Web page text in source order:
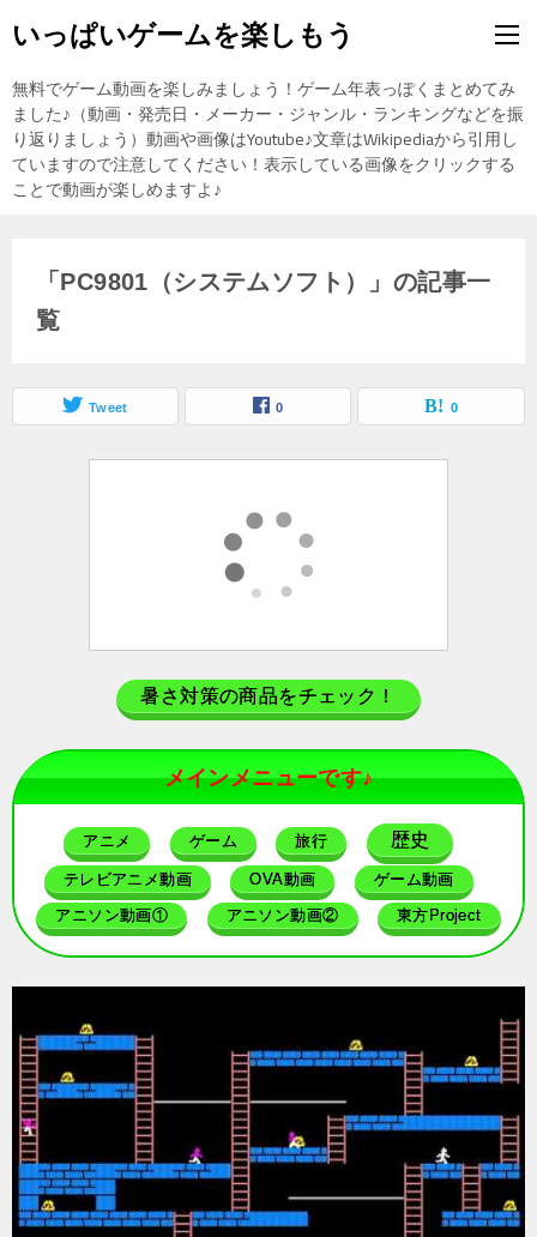
いっぱいゲームを楽しもう
無料でゲーム動画を楽しみましょう！ゲーム年表っぽくまとめてみ
ました♪（動画・発売日・メーカー・ジャンル・ランキングなどを振
り返りましょう）動画や画像はYoutube♪文章はWikipediaから引用し
ていますので注意してください！表示している画像をクリックする
ことで動画が楽しめますよ♪
「PC9801（システムソフト）」の記事一
覧
Tweet 0 0
暑さ対策の商品をチェック！
メインメニューです♪
アニメ ゲーム 旅行 歴史
テレビアニメ動画 OVA動画 ゲーム動画
アニソン動画① アニソン動画② 東方Project